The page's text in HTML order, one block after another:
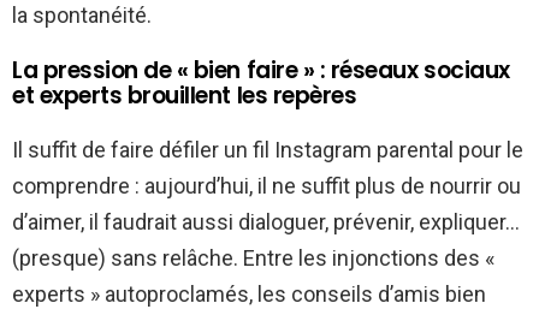
la spontanéité.
La pression de « bien faire » : réseaux sociaux
et experts brouillent les repères
Il suffit de faire défiler un fil Instagram parental pour le
comprendre : aujourd’hui, il ne suffit plus de nourrir ou
d’aimer, il faudrait aussi dialoguer, prévenir, expliquer…
(presque) sans relâche. Entre les injonctions des «
experts » autoproclamés, les conseils d’amis bien